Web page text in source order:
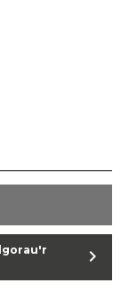
chevron_right